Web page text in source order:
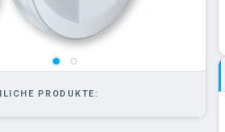
PRODUKTE: